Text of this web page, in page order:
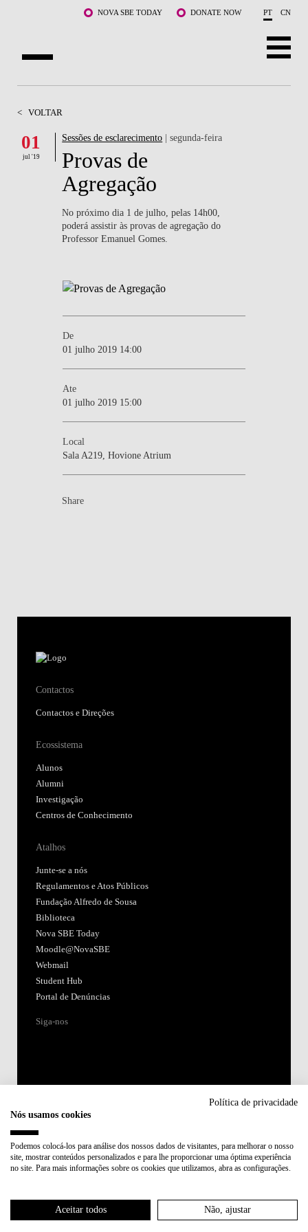
Saltar para o conteúdo principalNOVA SBE TODAY DONATE NOW PT CN
DOCENTES E INVESTIGAÇÃO
COMUNIDADE
LIFE AT NOVA SBE
< VOLTAR
01
jul '19
Sessões de esclarecimento | segunda-feira
Provas de
Agregação
No próximo dia 1 de julho, pelas 14h00,
poderá assistir às provas de agregação do
Professor Emanuel Gomes.
De
01 julho 2019 14:00
Ate
01 julho 2019 15:00
Local
Sala A219, Hovione Atrium
Share
Contactos
Contactos e Direções
Ecossistema
Alunos
Alumni
Investigação
Centros de Conhecimento
Atalhos
Junte-se a nós
Regulamentos e Atos Públicos
Fundação Alfredo de Sousa
Biblioteca
Nova SBE Today
Moodle@NovaSBE
Webmail
Student Hub
Portal de Denúncias
Siga-nos
Membro de:
Política de privacidade
Nós usamos cookies
Podemos colocá-los para análise dos nossos dados de visitantes, para melhorar o nosso
site, mostrar conteúdos personalizados e para lhe proporcionar uma óptima experiência
no site. Para mais informações sobre os cookies que utilizamos, abra as configurações.
Aceitar todos Não, ajustar